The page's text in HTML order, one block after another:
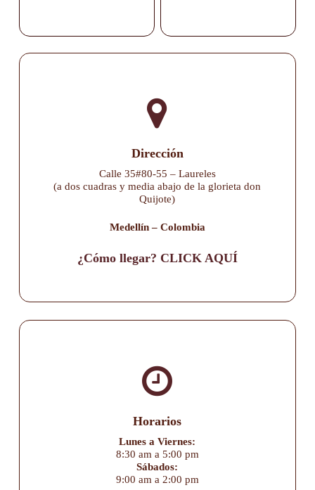
Dirección
Calle 35#80-55 – Laureles
(a dos cuadras y media abajo de la glorieta don
Quijote)
Medellín – Colombia
¿Cómo llegar? CLICK AQUÍ
Horarios
Lunes a Viernes:
8:30 am a 5:00 pm
Sábados:
9:00 am a 2:00 pm